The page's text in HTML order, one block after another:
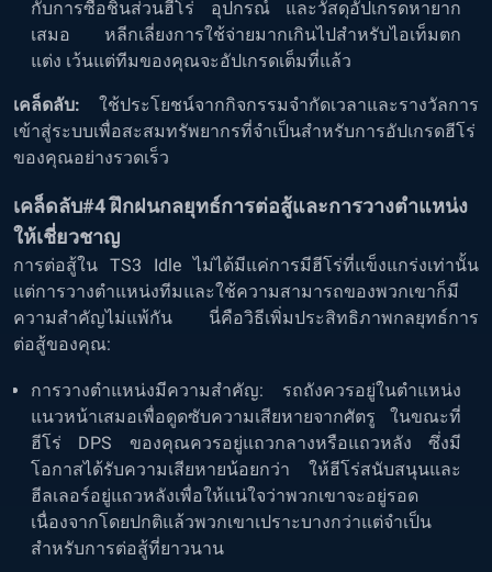
กับการซื้อชิ้นส่วนฮีโร่ อุปกรณ์ และวัสดุอัปเกรดหายาก
เสมอ หลีกเลี่ยงการใช้จ่ายมากเกินไปสำหรับไอเท็มตก
แต่ง เว้นแต่ทีมของคุณจะอัปเกรดเต็มที่แล้ว
เคล็ดลับ: ใช้ประโยชน์จากกิจกรรมจำกัดเวลาและรางวัลการ
เข้าสู่ระบบเพื่อสะสมทรัพยากรที่จำเป็นสำหรับการอัปเกรดฮีโร่
ของคุณอย่างรวดเร็ว
เคล็ดลับ#4 ฝึกฝนกลยุทธ์การต่อสู้และการวางตำแหน่ง
ให้เชี่ยวชาญ
การต่อสู้ใน TS3 Idle ไม่ได้มีแค่การมีฮีโร่ที่แข็งแกร่งเท่านั้น
แต่การวางตำแหน่งทีมและใช้ความสามารถของพวกเขาก็มี
ความสำคัญไม่แพ้กัน นี่คือวิธีเพิ่มประสิทธิภาพกลยุทธ์การ
ต่อสู้ของคุณ:
การวางตำแหน่งมีความสำคัญ: รถถังควรอยู่ในตำแหน่ง
แนวหน้าเสมอเพื่อดูดซับความเสียหายจากศัตรู ในขณะที่
ฮีโร่ DPS ของคุณควรอยู่แถวกลางหรือแถวหลัง ซึ่งมี
โอกาสได้รับความเสียหายน้อยกว่า ให้ฮีโร่สนับสนุนและ
ฮีลเลอร์อยู่แถวหลังเพื่อให้แน่ใจว่าพวกเขาจะอยู่รอด
เนื่องจากโดยปกติแล้วพวกเขาเปราะบางกว่าแต่จำเป็น
สำหรับการต่อสู้ที่ยาวนาน